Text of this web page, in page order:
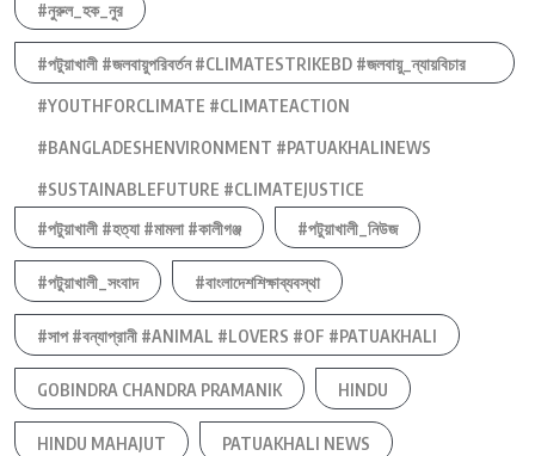
#নুরুল_হক_নুর
#পটুয়াখালী #জলবায়ুপরিবর্তন #CLIMATESTRIKEBD #জলবায়ু_ন্যায়বিচার
#YOUTHFORCLIMATE #CLIMATEACTION
#BANGLADESHENVIRONMENT #PATUAKHALINEWS
#SUSTAINABLEFUTURE #CLIMATEJUSTICE
#পটুয়াখালী #হত্যা #মামলা #কালীগঞ্জ
#পটুয়াখালী_নিউজ
#পটুয়াখালী_সংবাদ #বাংলাদেশশিক্ষাব্যবস্থা
#সাপ #বন্যাপ্রানী #ANIMAL #LOVERS #OF #PATUAKHALI
GOBINDRA CHANDRA PRAMANIK HINDU
HINDU MAHAJUT PATUAKHALI NEWS